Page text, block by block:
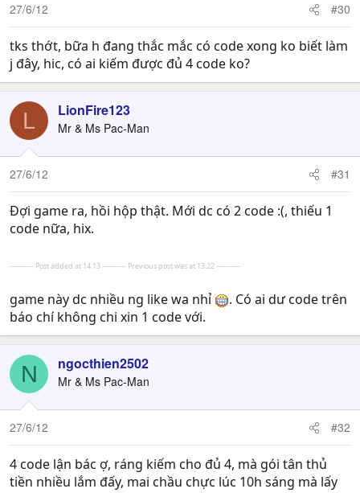
Bước 1: Vào trang sự kiện
click và nút
Nhận Quà Tân Thủđể nhận CD key
Bước 2: Đăng nhập game và đếnVương Thànhtìm NPC
Lãnh Thưởng Đại Sứ - Tôn Lệ
và điền CD-Key để nhận quà
: Giftcode Thích Lăng - Gửi tin nhắn cho
Admin fanpage Thành Cát Tư Hãn 2 trong thời gian từ 26
- 29/06/2012. Giftcode loại này có ký hiệu bắt đầu bằng
trực tiếp từ 9h00 - 18h00 trong thời gian từ 26 -
29/06/2012. Giftcode loại này có ký hiệu bắt đầu bằng
YHxxxxxxx
[I] xeragame_hotro1@yahoo.com.vn
[I]xeragame_hotro2@yahoo.com.vn
: Giftcode Cường Hóa Chinh Binh - Được phát
trên 10 trang tin tức về game nổi tiếng nhất cộng đồng
như: Game4v, Gamethu, Genk, IGN, I4VN, VietBoom,
Game8... Giftcode loại này có ký hiệu bắt đầu bằng
27/6/12 #30
tks thớt, bữa h đang thắc mắc có code xong ko biết làm
j đây, hic, có ai kiếm được đủ 4 code ko?
L LionFire123
Mr & Ms Pac-Man
27/6/12 #31
Đợi game ra, hồi hộp thật. Mới dc có 2 code :(, thiếu 1
code nữa, hix.
---------- Post added at 14:13 ---------- Previous post was at 13:22 ----------
game này dc nhiều ng like wa nhỉ
. Có ai dư code trên
báo chí không chi xin 1 code với.
N ngocthien2502
Mr & Ms Pac-Man
27/6/12 #32
4 code lận bác ợ, ráng kiếm cho đủ 4, mà gói tân thủ
tiền nhiều lắm đấy, mai chầu chực lúc 10h sáng mà lấy